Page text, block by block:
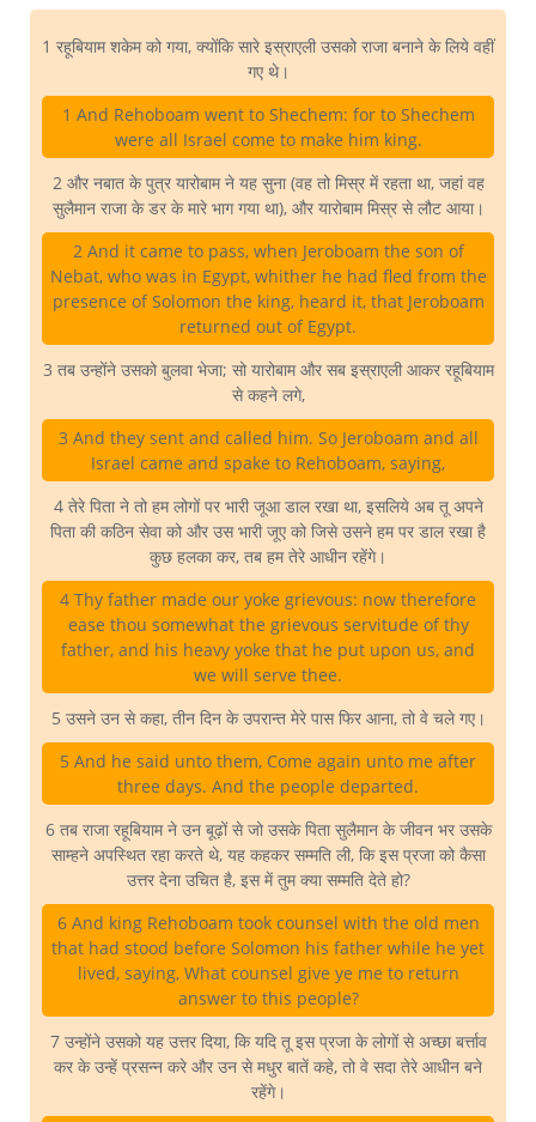
1 रहूबियाम शकेम को गया, क्योंकि सारे इस्राएली उसको राजा बनाने के लिये वहीं
गए थे।
1 And Rehoboam went to Shechem: for to Shechem
were all Israel come to make him king.
2 और नबात के पुत्र यारोबाम ने यह सुना (वह तो मिस्र में रहता था, जहां वह
सुलैमान राजा के डर के मारे भाग गया था), और यारोबाम मिस्र से लौट आया।
2 And it came to pass, when Jeroboam the son of
Nebat, who was in Egypt, whither he had fled from the
presence of Solomon the king, heard it, that Jeroboam
returned out of Egypt.
3 तब उन्होंने उसको बुलवा भेजा; सो यारोबाम और सब इस्राएली आकर रहूबियाम
से कहने लगे,
3 And they sent and called him. So Jeroboam and all
Israel came and spake to Rehoboam, saying,
4 तेरे पिता ने तो हम लोगों पर भारी जूआ डाल रखा था, इसलिये अब तू अपने
पिता की कठिन सेवा को और उस भारी जूए को जिसे उसने हम पर डाल रखा है
कुछ हलका कर, तब हम तेरे आधीन रहेंगे।
4 Thy father made our yoke grievous: now therefore
ease thou somewhat the grievous servitude of thy
father, and his heavy yoke that he put upon us, and
we will serve thee.
5 उसने उन से कहा, तीन दिन के उपरान्त मेरे पास फिर आना, तो वे चले गए।
5 And he said unto them, Come again unto me after
three days. And the people departed.
6 तब राजा रहूबियाम ने उन बूढ़ों से जो उसके पिता सुलैमान के जीवन भर उसके
साम्हने अपस्थित रहा करते थे, यह कहकर सम्मति ली, कि इस प्रजा को कैसा
उत्तर देना उचित है, इस में तुम क्या सम्मति देते हो?
6 And king Rehoboam took counsel with the old men
that had stood before Solomon his father while he yet
lived, saying, What counsel give ye me to return
answer to this people?
7 उन्होंने उसको यह उत्तर दिया, कि यदि तू इस प्रजा के लोगों से अच्छा बर्त्ताव
कर के उन्हें प्रसन्न करे और उन से मधुर बातें कहे, तो वे सदा तेरे आधीन बने
रहेंगे।